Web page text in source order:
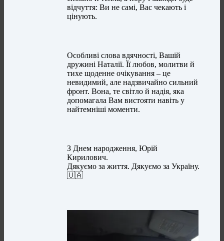
відчуття: Ви не самі, Вас чекають і
цінують.
Особливі слова вдячності, Вашій
дружині Наталії. Її любов, молитви й
тихе щоденне очікування – це
невидимий, але надзвичайно сильний
фронт. Вона, те світло й надія, яка
допомагала Вам вистояти навіть у
найтемніші моменти.
З Днем народження, Юрій
Кирилович.
Дякуємо за життя. Дякуємо за Україну.
🇺🇦